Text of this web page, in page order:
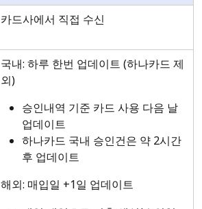
카드사에서 직접 수신
국내: 하루 한번 업데이트 (하나카드 제
외)
승인내역 기준 카드 사용 다음 날
업데이트
하나카드 국내 승인건은 약 2시간
후 업데이트
해외: 매입일 +1일 업데이트